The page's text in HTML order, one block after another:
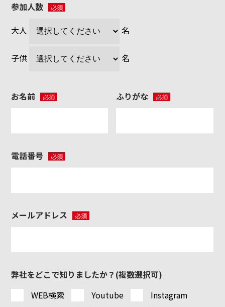
参加人数 必須
大人 名
子供 名
お名前 必須 ふりがな 必須
電話番号 必須
メールアドレス 必須
弊社をどこで知りましたか？(複数選択可)
WEB検索
Youtube
Instagram